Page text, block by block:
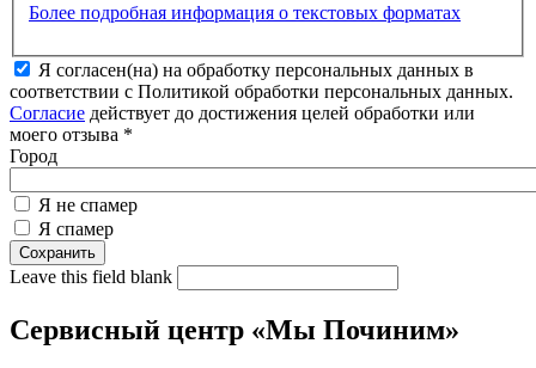
Более подробная информация о текстовых форматах
Я согласен(на) на обработку персональных данных в
соответствии с Политикой обработки персональных данных.
Согласие действует до достижения целей обработки или
моего отзыва *
Город
Я не спамер
Я спамер
Leave this field blank
Сервисный центр «Мы Починим»